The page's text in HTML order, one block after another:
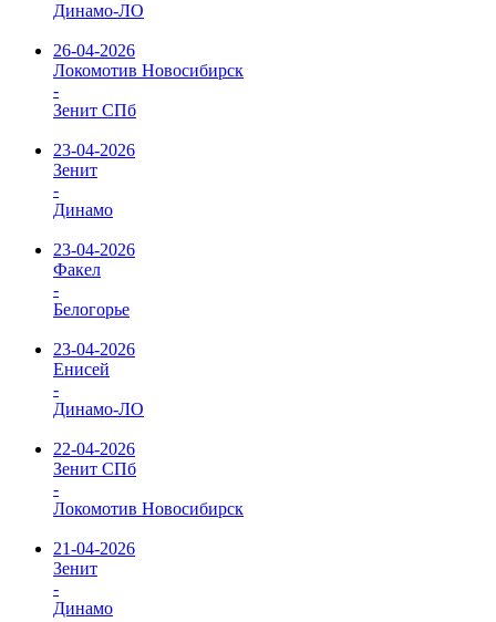
Динамо-ЛО
26-04-2026
Локомотив Новосибирск
-
Зенит СПб
23-04-2026
Зенит
-
Динамо
23-04-2026
Факел
-
Белогорье
23-04-2026
Енисей
-
Динамо-ЛО
22-04-2026
Зенит СПб
-
Локомотив Новосибирск
21-04-2026
Зенит
-
Динамо